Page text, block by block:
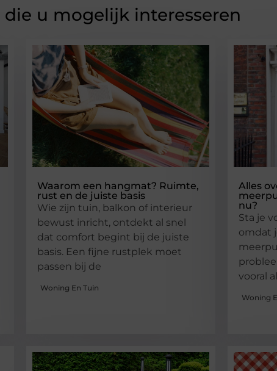
die u mogelijk interesseren
Waarom een hangmat? Ruimte,
rust en de juiste basis
Wie zijn tuin, balkon of interieur
bewust inricht, ontdekt al snel
dat comfort begint bij de juiste
basis. Een fijne rustplek moet
passen bij de
Woning En Tuin
Alles
nu?
Sta je
omdat
vooral
Woning